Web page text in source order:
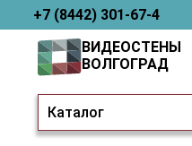
+7 (8442) 301-67-4
Каталог
ВИДЕОСТЕНЫ
ВОЛГОГРАД